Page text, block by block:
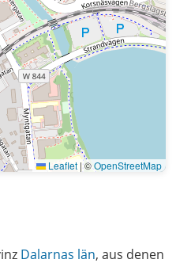
Leaflet |©OpenStreetMap
Dalarnas län, aus denen